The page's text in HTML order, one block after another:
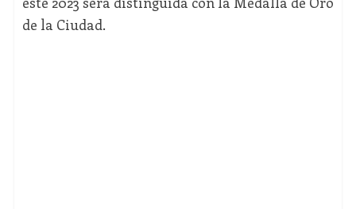
de la Ciudad.